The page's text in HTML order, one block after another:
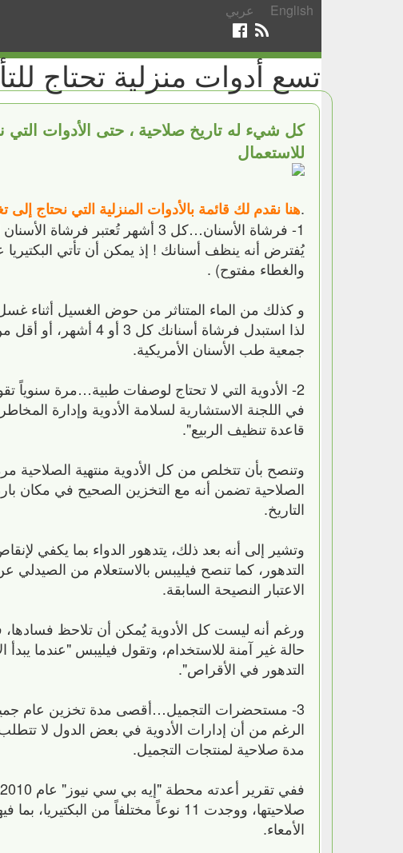
عربي English
تسع أدوات منزلية تحتاج
كل شيء له تاريخ صلاحية ، حتى الأدوات التي
للاستعمال
.هنا نقدم لك قائمة بالأدوات المنزلية التي
1- فرشاة الأسنان…كل 3 أشهر
يُفترض أنه ينظف أسنانك ! إذ يمكن أن تأتي
والغطاء مفتوح) .
و كذلك من الماء المتناثر من حوض الغسيل أثناء
لذا استبدل فرشاة
جمعية طب الأسنان الأمريكية.
2- الأدوية التي لا تحتاج لوصفات طبية…مرة
في اللجنة الاستشارية لسلامة الأدوية وإدارة
قاعدة تنظيف الربيع".
وتنصح بأن تتخلص من كل الأدوية منتهية الصلاحية
التاريخ.
وتشير إلى أنه بعد ذلك، يتدهور الدواء بما يكفي
التدهور، كما تنصح فيليبس بالاستعلام من الصيدلي
الاعتبار النصيحة السابقة.
ورغم أنه ليست كل الأدوية يُمكن أن تلاحظ فسادها،
حالة غير آمنة للاستخدام، وتقول فيليبس "عندما
التدهور في الأقراص".
3- مستحضرات التجميل…أقصى مدة تخزين عام
الرغم من أن إدارات الأدوية في بعض الدول لا
مدة صلاحية لمنتجات التجميل.
صلاحيتها، ووجدت 11 نوعاً مختلفاً من
الأمعاء.